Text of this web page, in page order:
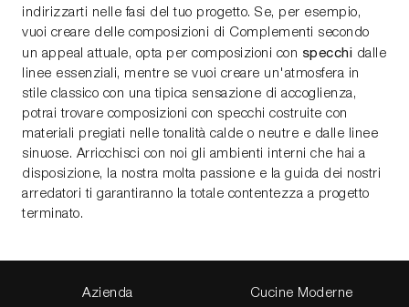
indirizzarti nelle fasi del tuo progetto. Se, per esempio,
vuoi creare delle composizioni di Complementi secondo
un appeal attuale, opta per composizioni con specchi dalle
linee essenziali, mentre se vuoi creare un'atmosfera in
stile classico con una tipica sensazione di accoglienza,
potrai trovare composizioni con specchi costruite con
materiali pregiati nelle tonalità calde o neutre e dalle linee
sinuose. Arricchisci con noi gli ambienti interni che hai a
disposizione, la nostra molta passione e la guida dei nostri
arredatori ti garantiranno la totale contentezza a progetto
terminato.
Azienda
Cucine Moderne